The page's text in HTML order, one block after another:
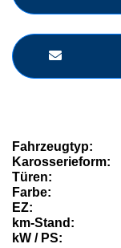
Fahrzeugtyp:
Karosserieform:
Türen:
Farbe:
EZ:
km-Stand:
kW / PS: